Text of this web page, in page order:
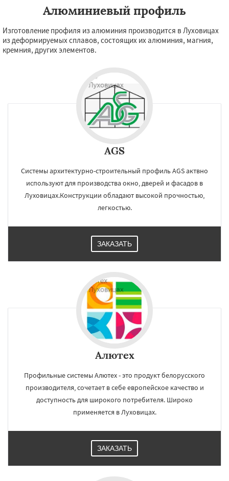
Алюминиевый профиль
Изготовление профиля из алюминия производится в Луховицах
из деформируемых сплавов, состоящих их алюминия, магния,
кремния, других элементов.
AGS
Системы архитектурно-строительный профиль AGS актвно
используют для производства окно, дверей и фасадов в
Луховицах.Конструкции обладают высокой прочностью,
легкостью.
ЗАКАЗАТЬ
Алютех
Профильные системы Алютех - это продукт белорусского
производителя, сочетает в себе европейское качество и
доступность для широкого потребителя. Широко
применяется в Луховицах.
ЗАКАЗАТЬ